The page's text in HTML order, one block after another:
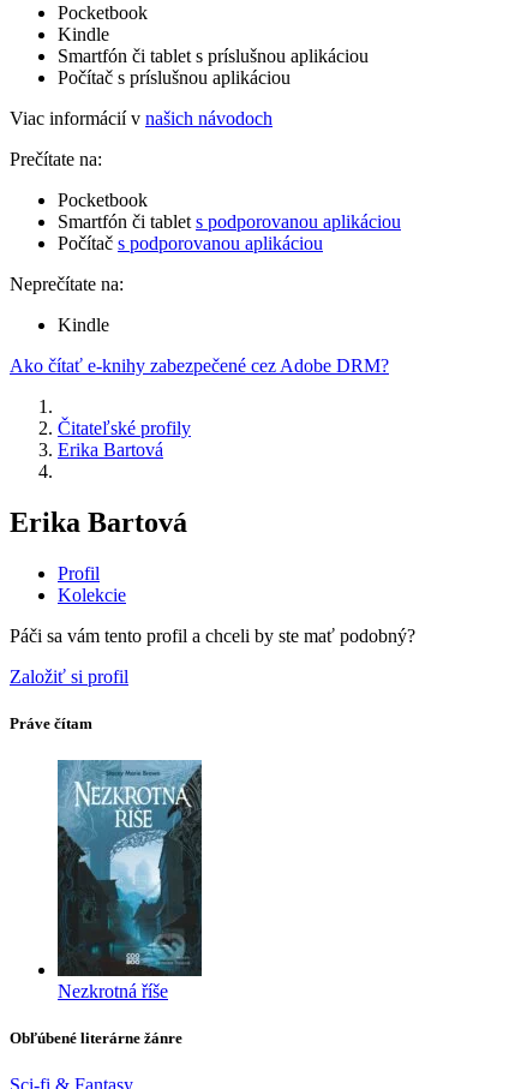
Pocketbook
Kindle
Smartfón či tablet s príslušnou aplikáciou
Počítač s príslušnou aplikáciou
Viac informácií v našich návodoch
Prečítate na:
Pocketbook
Smartfón či tablet s podporovanou aplikáciou
Počítač s podporovanou aplikáciou
Neprečítate na:
Kindle
Ako čítať e-knihy zabezpečené cez Adobe DRM?
Čitateľské profily
Erika Bartová
Erika Bartová
Profil
Kolekcie
Páči sa vám tento profil a chceli by ste mať podobný?
Založiť si profil
Práve čítam
Nezkrotná říše
Obľúbené literárne žánre